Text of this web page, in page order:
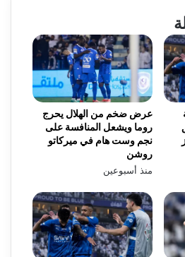
عرض ضخم من الهلال يحرج
روما ويشعل المنافسة على
نجم وست هام في ميركاتو
روشن
منذ أسبوعين